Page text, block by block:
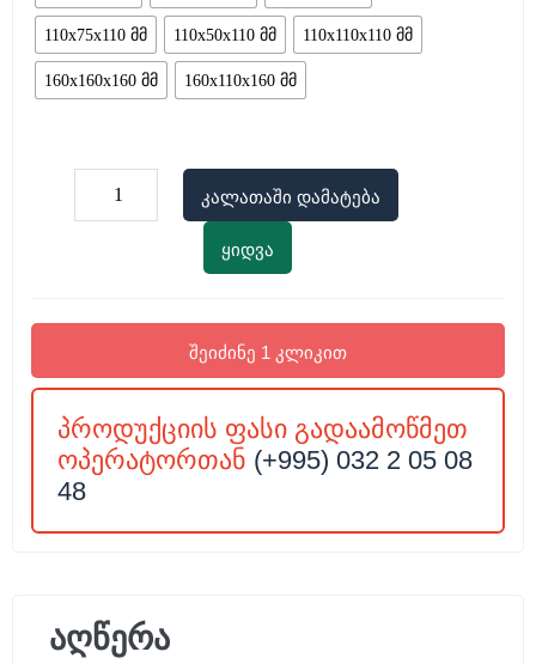
110x75x110 მმ 110x50x110 მმ 110x110x110 მმ
160x160x160 მმ 160x110x160 მმ
კალათაში დამატება
ყიდვა
შეიძინე 1 კლიკით
პროდუქციის ფასი გადაამოწმეთ
ოპერატორთან (+995) 032 2 05 08
48
აღწერა